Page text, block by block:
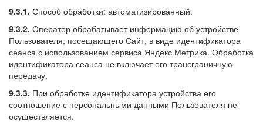
9.3.1. Способ обработки: автоматизированный.
9.3.2. Оператор обрабатывает информацию об устройстве
Пользователя, посещающего Сайт, в виде идентификатора
сеанса с использованием сервиса Яндекс Метрика. Обработка
идентификатора сеанса не включает его трансграничную
передачу.
9.3.3. При обработке идентификатора устройства его
соотношение с персональными данными Пользователя не
осуществляется.